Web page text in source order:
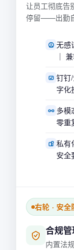
让员工彻底告
停留——出勤
无感
｜
钉钉
字化
多模
零重
私有
安全
右轮 · 安全
合规
内置法